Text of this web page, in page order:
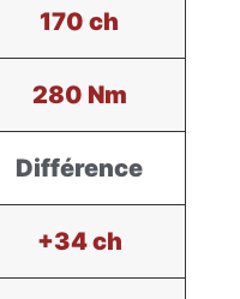
170 ch
280 Nm
Différence
+34 ch